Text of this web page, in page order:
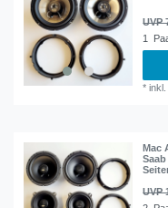
UVP
1
*inkl.
Mac
UVP